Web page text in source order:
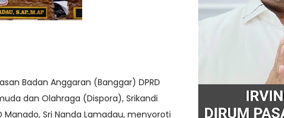
Badan Anggaran (Banggar) DPRD
dan Olahraga (Dispora), Srikandi
Manado, Sri Nanda Lamadau, menyoroti